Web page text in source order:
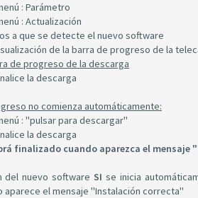
: Parámetro
: Actualización
a que se detecte el nuevo software
de la barra de progreso de la
de progreso de la descarga
la descarga
no comienza automáticamente:
: "pulsar para descargar"
la descarga
finalizado cuando aparezca el mensaje
del nuevo software SI se inicia
aparece el mensaje "Instalación correcta"